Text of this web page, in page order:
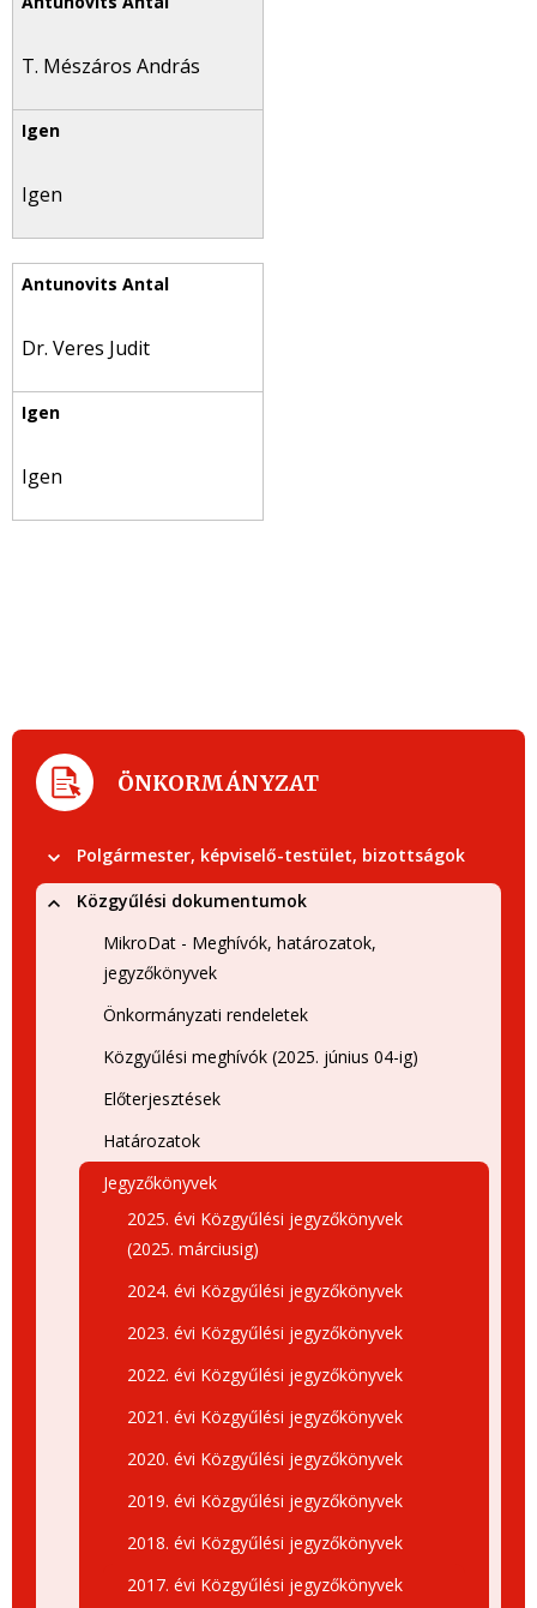
T. Mészáros András
Igen
Dr. Veres Judit
Igen
ÖNKORMÁNYZAT
Polgármester, képviselő-testület, bizottságok
Közgyűlési dokumentumok
MikroDat - Meghívók, határozatok,
jegyzőkönyvek
Önkormányzati rendeletek
Közgyűlési meghívók (2025. június 04-ig)
Előterjesztések
Határozatok
Jegyzőkönyvek
2025. évi Közgyűlési jegyzőkönyvek
(2025. márciusig)
2024. évi Közgyűlési jegyzőkönyvek
2023. évi Közgyűlési jegyzőkönyvek
2022. évi Közgyűlési jegyzőkönyvek
2021. évi Közgyűlési jegyzőkönyvek
2020. évi Közgyűlési jegyzőkönyvek
2019. évi Közgyűlési jegyzőkönyvek
2018. évi Közgyűlési jegyzőkönyvek
2017. évi Közgyűlési jegyzőkönyvek